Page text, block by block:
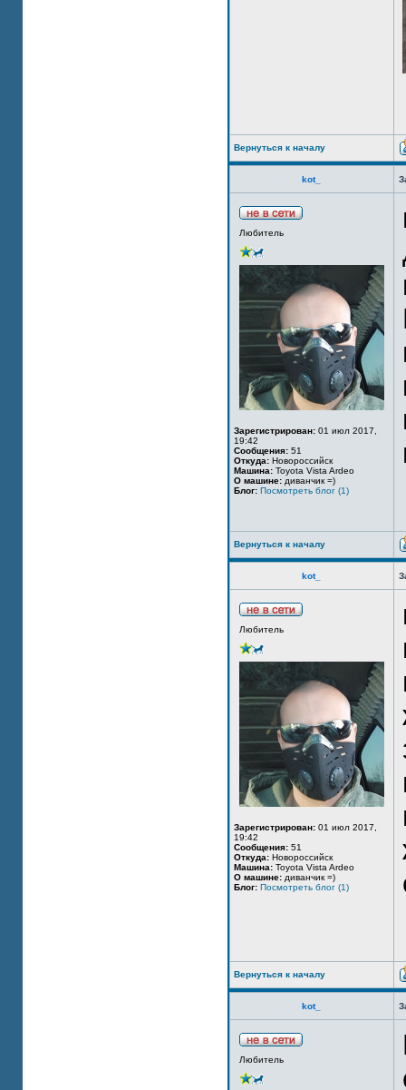
Вернуться к началу
kot_
Любитель
Зарегистрирован: 01 июл 2017,
19:42
Сообщения: 51
Откуда: Новороссийск
Машина: Toyota Vista Ardeo
О машине: диванчик =)
Блог: Посмотреть блог (1)
Вернуться к началу
kot_
Любитель
Зарегистрирован: 01 июл 2017,
19:42
Сообщения: 51
Откуда: Новороссийск
Машина: Toyota Vista Ardeo
О машине: диванчик =)
Блог: Посмотреть блог (1)
Вернуться к началу
kot_
Любитель